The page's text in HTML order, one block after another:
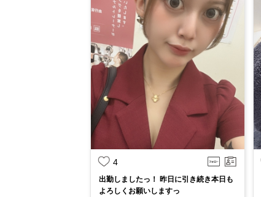
4
出勤しましたっ！ 昨日に引き続き本日も
よろしくお願いしますっ